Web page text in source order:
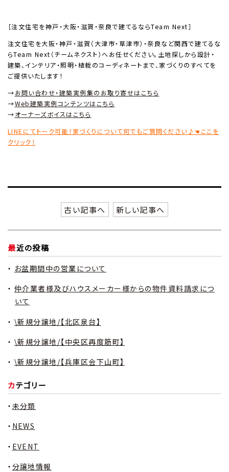
［注文住宅を神戸・大阪・滋賀・奈良で建てるならTeam Next］
注文住宅を大阪・神戸・滋賀（大津市・草津市）・奈良など関西で建てるな
らTeam Next（チームネクスト）へお任せください。土地探しから設計・
建築、インテリア・照明・植栽のコーディネートまで、家づくりのすべてを
ご提供いたします！
→お問い合わせ・建築実例集のお取り寄せはこちら
→Web建築実例コンテンツはこちら
→オーナーズボイスはこちら
LINEにてトーク可能！家づくりについて何でもご質問ください♪☚ここを
クリック！
古い記事へ 新しい記事へ
最近の投稿
お盆期間中の営業について
仲介業者様及びハウスメーカー様からの物件資料請求につ
いて
\新規分譲地/【北区泉台】
\新規分譲地/【中央区再度筋町】
\新規分譲地/【兵庫区会下山町】
カテゴリー
未分類
NEWS
EVENT
分譲地情報